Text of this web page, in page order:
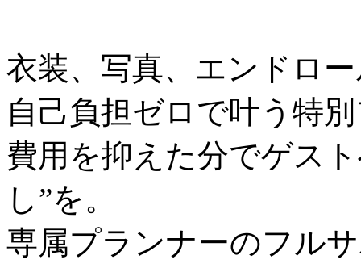
衣装、写真、エンドロ
自己負担ゼロで叶う特
費用を抑えた分でゲス
し”を。
専属プランナーのフル